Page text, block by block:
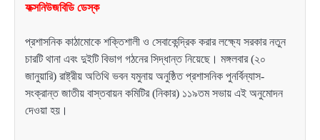
ফক্সনিউজবিডি ডেস্ক
প্রশাসনিক কাঠামোকে শক্তিশালী ও সেবাকেন্দ্রিক করার লক্ষ্যে সরকার নতুন
চারটি থানা এবং দুইটি বিভাগ গঠনের সিদ্ধান্ত নিয়েছে। মঙ্গলবার (২০
জানুয়ারি) রাষ্ট্রীয় অতিথি ভবন যমুনায় অনুষ্ঠিত প্রশাসনিক পুনর্বিন্যাস-
সংক্রান্ত জাতীয় বাস্তবায়ন কমিটির (নিকার) ১১৯তম সভায় এই অনুমোদন
দেওয়া হয়।